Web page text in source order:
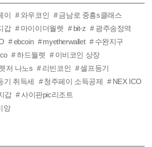
이 와우코인
금남로 중흥s클래스
갑 마이이더월렛 bit-z
광주송정역
ebcoin myetherwallet
수완지구
하드월렛
이비코인 상장
저 나노s 리빈코인
셀프등기
기 취득세 청주페이 소득공제
NEX ICO
갑
사이판pic리조트
앙